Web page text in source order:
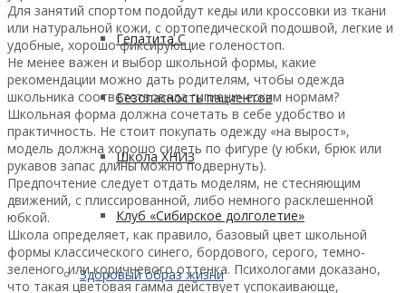
Гепатита С
Безопасность пациентов
Школа ХНИЗ
Клуб «Сибирское долголетие»
Здоровый образ жизни
Для занятий спортом подойдут кеды или кроссовки из ткани
или натуральной кожи, с ортопедической подошвой, легкие и
удобные, хорошо фиксирующие голеностоп.
Не менее важен и выбор школьной формы, какие
рекомендации можно дать родителям, чтобы одежда
школьника соответствовала гигиеническим нормам?
Школьная форма должна сочетать в себе удобство и
практичность. Не стоит покупать одежду «на вырост»,
модель должна хорошо сидеть по фигуре (у юбки, брюк или
рукавов запас длины можно подвернуть).
Предпочтение следует отдать моделям, не стесняющим
движений, с плиссированной, либо немного расклешенной
юбкой.
Школа определяет, как правило, базовый цвет школьной
формы классического синего, бордового, серого, темно-
зеленого или коричневого оттенка. Психологами доказано,
что такая цветовая гамма действует успокаивающе,